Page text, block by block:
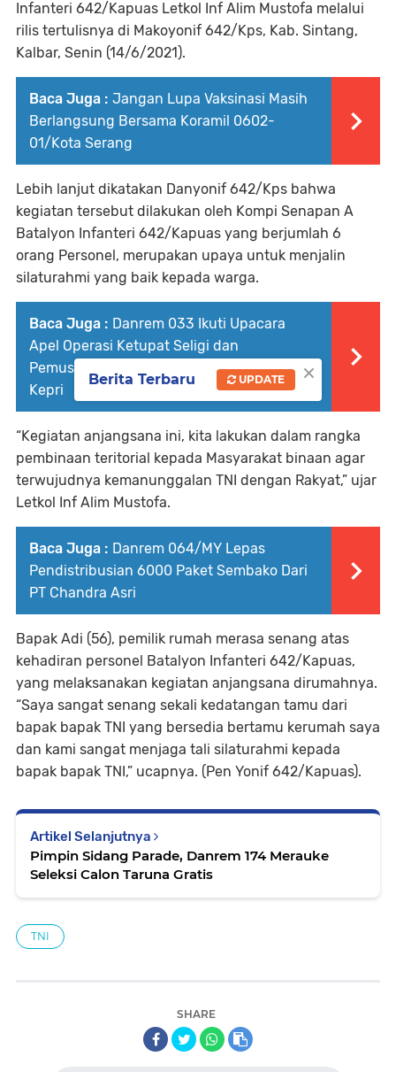
Infanteri 642/Kapuas Letkol Inf Alim Mustofa melalui
rilis tertulisnya di Makoyonif 642/Kps, Kab. Sintang,
Kalbar, Senin (14/6/2021).
Baca Juga : Jangan Lupa Vaksinasi Masih
Berlangsung Bersama Koramil 0602-
01/Kota Serang
Lebih lanjut dikatakan Danyonif 642/Kps bahwa
kegiatan tersebut dilakukan oleh Kompi Senapan A
Batalyon Infanteri 642/Kapuas yang berjumlah 6
orang Personel, merupakan upaya untuk menjalin
silaturahmi yang baik kepada warga.
Baca Juga : Danrem 033 Ikuti Upacara
Apel Operasi Ketupat Seligi dan
Pemusnahan BB Narkotika di Mapolda
Kepri
“Kegiatan anjangsana ini, kita lakukan dalam rangka
pembinaan teritorial kepada Masyarakat binaan agar
terwujudnya kemanunggalan TNI dengan Rakyat,” ujar
Letkol Inf Alim Mustofa.
Baca Juga : Danrem 064/MY Lepas
Pendistribusian 6000 Paket Sembako Dari
PT Chandra Asri
Bapak Adi (56), pemilik rumah merasa senang atas
kehadiran personel Batalyon Infanteri 642/Kapuas,
yang melaksanakan kegiatan anjangsana dirumahnya.
“Saya sangat senang sekali kedatangan tamu dari
bapak bapak TNI yang bersedia bertamu kerumah saya
dan kami sangat menjaga tali silaturahmi kepada
bapak bapak TNI,” ucapnya. (Pen Yonif 642/Kapuas).
Artikel Selanjutnya
Pimpin Sidang Parade, Danrem 174 Merauke
Seleksi Calon Taruna Gratis
TNI
SHARE
×
Berita Terbaru UPDATE